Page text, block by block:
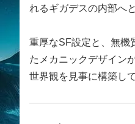
れるギガデスの内部へ
重厚なSF設定と、無機
たメカニックデザイン
世界観を見事に構築し